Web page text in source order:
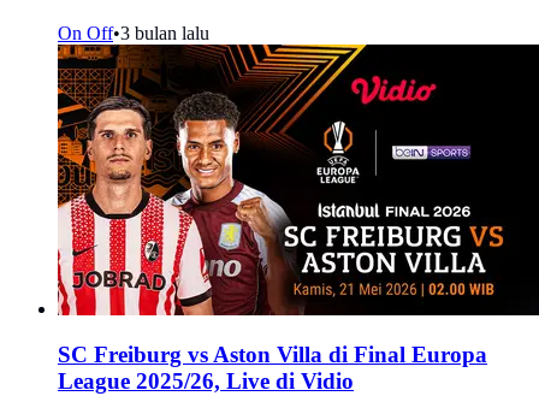
On Off•3 bulan lalu
SC Freiburg vs Aston Villa di Final Europa
League 2025/26, Live di Vidio